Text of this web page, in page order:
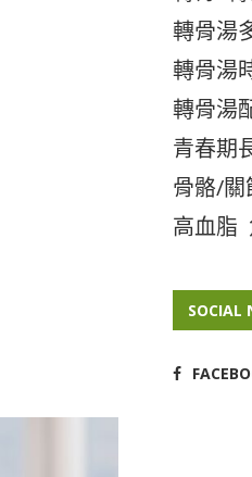
轉骨湯
轉骨湯
轉骨湯
青春期
骨骼/關
高血脂
SOCIAL